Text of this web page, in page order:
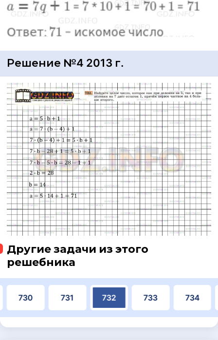
Решение №4 2013 г.
Другие задачи из этого
решебника
730 731 732 733 734